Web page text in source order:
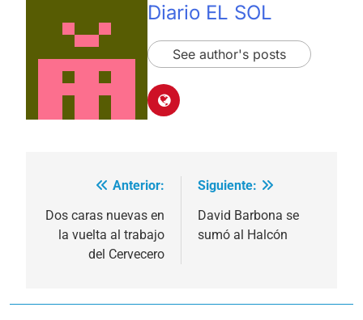
Diario EL SOL
See author's posts
Navegación
de
entradas
Anterior:
Dos caras nuevas en
la vuelta al trabajo
del Cervecero
Siguiente:
David Barbona se
sumó al Halcón